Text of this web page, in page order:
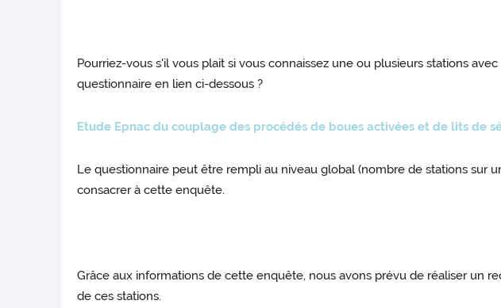
Pourriez-vous s'il vous plait si vous connaissez une ou plusieurs stations
questionnaire en lien ci-dessous ?
Etude Epnac du couplage des procédés de boues activées et de lits de
Le questionnaire peut être rempli au niveau global (nombre de stations sur
consacrer à cette enquête.
Grâce aux informations de cette enquête, nous avons prévu de réaliser un
de ces stations.